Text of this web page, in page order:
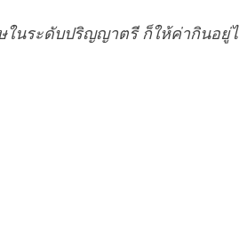
นระดับปริญญาตรี ก็ให้ค่ากินอยู่